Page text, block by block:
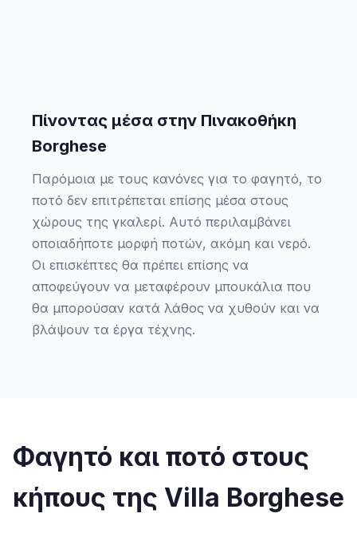
Πίνοντας μέσα στην Πινακοθήκη
Borghese
Παρόμοια με τους κανόνες για το φαγητό, το
ποτό δεν επιτρέπεται επίσης μέσα στους
χώρους της γκαλερί. Αυτό περιλαμβάνει
οποιαδήποτε μορφή ποτών, ακόμη και νερό.
Οι επισκέπτες θα πρέπει επίσης να
αποφεύγουν να μεταφέρουν μπουκάλια που
θα μπορούσαν κατά λάθος να χυθούν και να
βλάψουν τα έργα τέχνης.
Φαγητό και ποτό στους
κήπους της Villa Borghese